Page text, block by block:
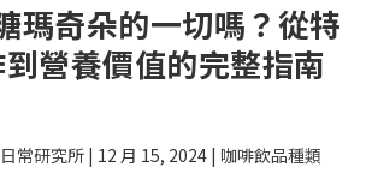
瑪奇朵的一切嗎？從特
營養價值的完整指南
常研究所| 12 月 15, 2024 | 咖啡飲品種類